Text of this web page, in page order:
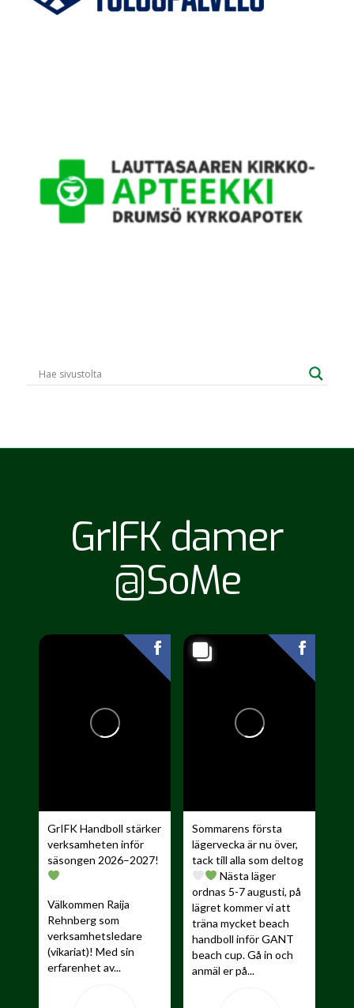
GrIFK damer
@SoMe
GrIFK Handboll stärker
verksamheten inför
säsongen 2026–2027!
Välkommen Raija
Rehnberg som
verksamhetsledare
(vikariat)! Med sin
erfarenhet av...
Sommarens första
lägervecka är nu över,
tack till alla som deltog
Nästa läger
ordnas 5-7 augusti, på
lägret kommer vi att
träna mycket beach
handboll inför GANT
beach cup. Gå in och
anmäl er på...